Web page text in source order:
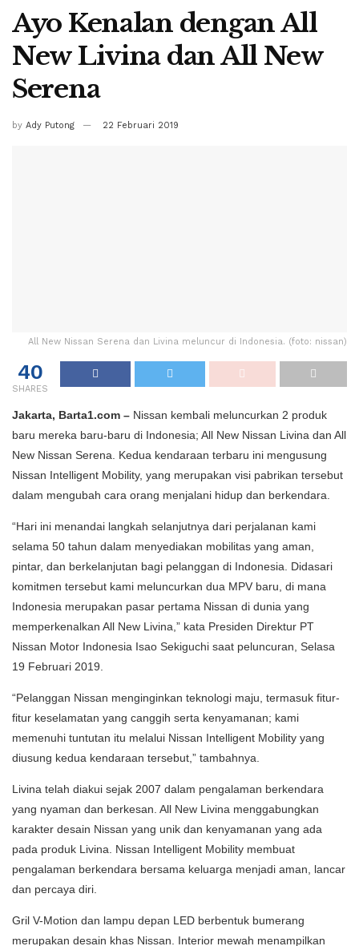
Ayo Kenalan dengan All
New Livina dan All New
Serena
by Ady Putong 22 Februari 2019
All New Nissan Serena dan Livina meluncur di Indonesia. (foto: nissan)
40
SHARES
Jakarta, Barta1.com – Nissan kembali meluncurkan 2 produk
baru mereka baru-baru di Indonesia; All New Nissan Livina dan All
New Nissan Serena. Kedua kendaraan terbaru ini mengusung
Nissan Intelligent Mobility, yang merupakan visi pabrikan tersebut
dalam mengubah cara orang menjalani hidup dan berkendara.
“Hari ini menandai langkah selanjutnya dari perjalanan kami
selama 50 tahun dalam menyediakan mobilitas yang aman,
pintar, dan berkelanjutan bagi pelanggan di Indonesia. Didasari
komitmen tersebut kami meluncurkan dua MPV baru, di mana
Indonesia merupakan pasar pertama Nissan di dunia yang
memperkenalkan All New Livina,” kata Presiden Direktur PT
Nissan Motor Indonesia Isao Sekiguchi saat peluncuran, Selasa
19 Februari 2019.
“Pelanggan Nissan menginginkan teknologi maju, termasuk fitur-
fitur keselamatan yang canggih serta kenyamanan; kami
memenuhi tuntutan itu melalui Nissan Intelligent Mobility yang
diusung kedua kendaraan tersebut,” tambahnya.
Livina telah diakui sejak 2007 dalam pengalaman berkendara
yang nyaman dan berkesan. All New Livina menggabungkan
karakter desain Nissan yang unik dan kenyamanan yang ada
pada produk Livina. Nissan Intelligent Mobility membuat
pengalaman berkendara bersama keluarga menjadi aman, lancar
dan percaya diri.
Gril V-Motion dan lampu depan LED berbentuk bumerang
merupakan desain khas Nissan. Interior mewah menampilkan